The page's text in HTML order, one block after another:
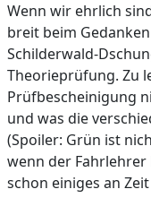
Wenn wir ehrlich
breit beim
Schilderwald-
Theorieprüfung. Zu
Prüfbescheinigung
und was die
(Spoiler: Grün ist
wenn der Fahrlehrer
schon einiges an